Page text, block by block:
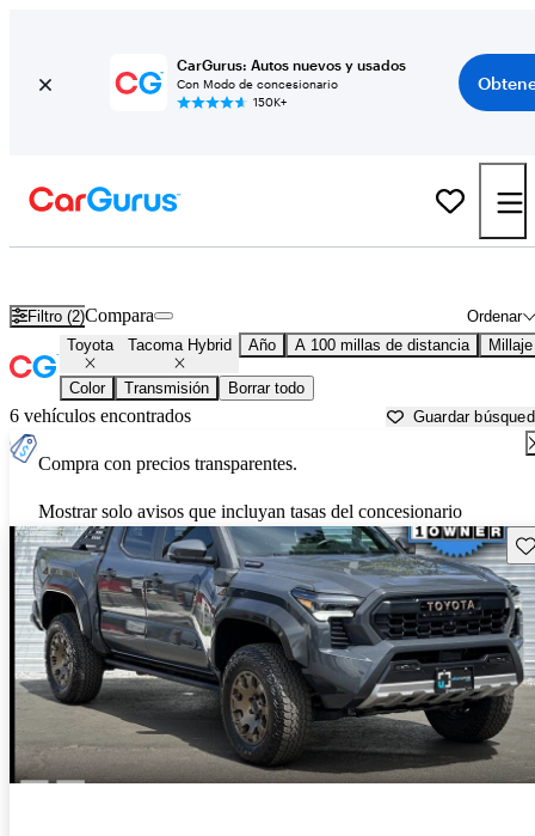
CarGurus: Autos nuevos y usados
Con Modo de concesionario
150K+
Filtro (2) Ordenar
Compara
Toyota Tacoma Hybrid Año A 100 millas de distancia Millaje
Color Transmisión Borrar todo
6 vehículos encontrados Guardar
Compra con precios transparentes.
Mostrar solo avisos que incluyan tasas del concesionario